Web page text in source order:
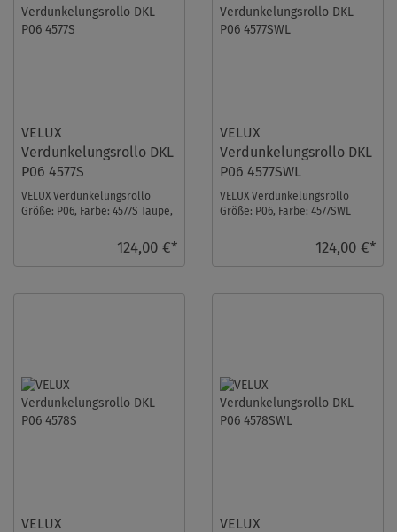
VELUX
Verdunkelungsrollo DKL
P06 4577S
VELUX Verdunkelungsrollo
Größe: P06, Farbe: 4577S Taupe,
124,00 €*
VELUX
Verdunkelungsrollo DKL
P06 4577SWL
VELUX Verdunkelungsrollo
Größe: P06, Farbe: 4577SWL
124,00 €*
VELUX VELUX